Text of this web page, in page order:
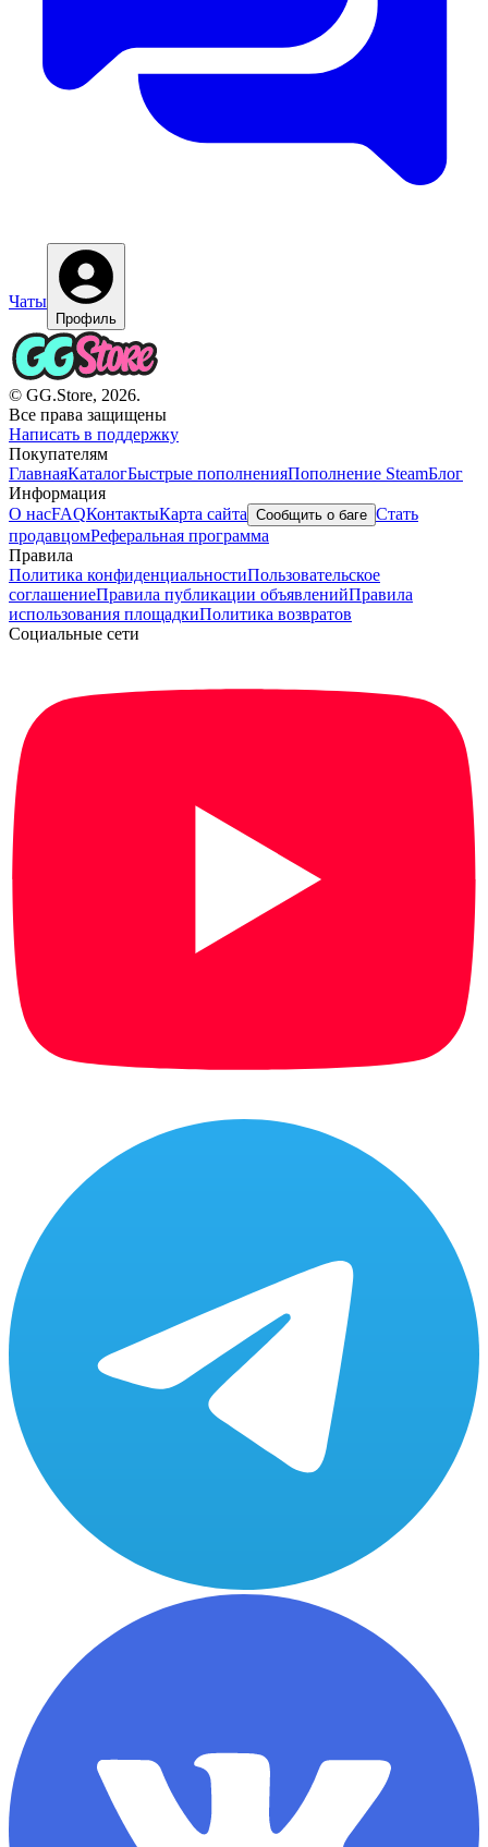
Чаты
Профиль
© GG.Store, 2026.
Все права защищены
Написать в поддержку
Покупателям
ГлавнаяКаталогБыстрые пополненияПополнение SteamБлог
Информация
О насFAQКонтактыКарта сайта Сообщить о баге Стать
продавцомРеферальная программа
Правила
Политика конфиденциальностиПользовательское
соглашениеПравила публикации объявленийПравила
использования площадкиПолитика возвратов
Социальные сети